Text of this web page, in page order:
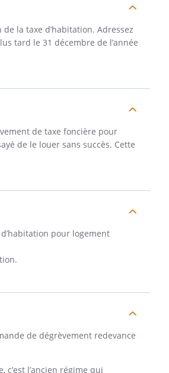
la taxe d’habitation. Adressez
tard le 31 décembre de l’année
de taxe foncière pour
de le louer sans succès. Cette
pour logement
de dégrèvement redevance
l’ancien régime qui